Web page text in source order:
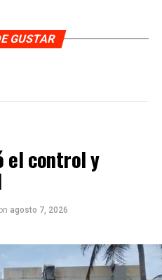
GUSTAR
el control y
agosto 7, 2026